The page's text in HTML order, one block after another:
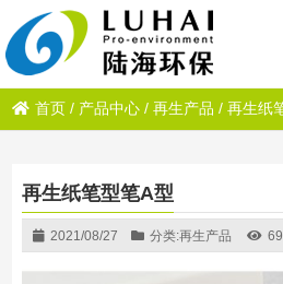
首页 / 产品中心 /再生产品 /再生纸
再生纸笔型笔A型
2021/08/27 分类:再生产品